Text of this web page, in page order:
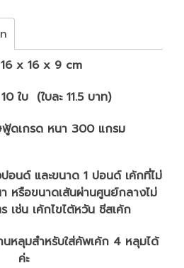
x 16 x 9 cm
ใบ (ใบละ 11.5 บาท)
ฟู้ดเกรด หนา 300 แกรม
อนด์ และขนาด 1 ปอนด์ เค้กที่ไม่
หรือขนาดเส้นผ่านศูนย์กลางไม่
เช่น เค้กไขไต้หวัน ชีสเค้ก
นหลุมสำหรับใส่คัพเค้ก 4 หลุมได้
ค่ะ